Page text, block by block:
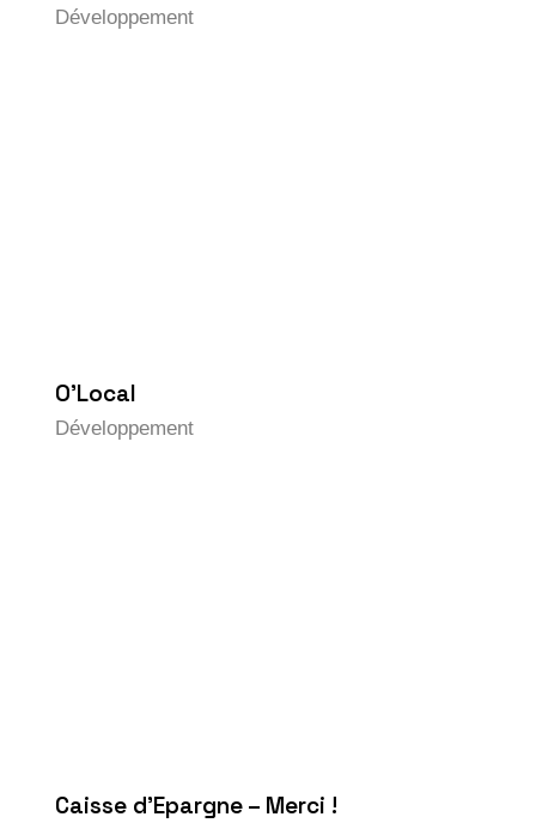
Développement
O’Local
Développement
Caisse d’Epargne – Merci !